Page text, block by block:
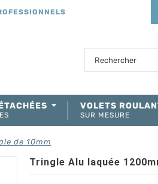
VOLETS
SUR MESURE
de 10mm
Tringle Alu laquée